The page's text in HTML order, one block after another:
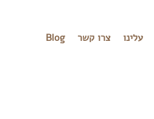
Blog צרו קשר עלינו